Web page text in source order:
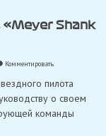
Shank
Комментироватьon
покинет
«Meyer
Shank
пилота
о своем
команды